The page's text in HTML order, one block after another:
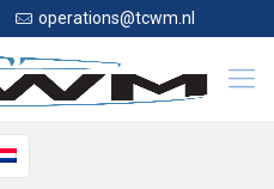
operations@tcwm.nl